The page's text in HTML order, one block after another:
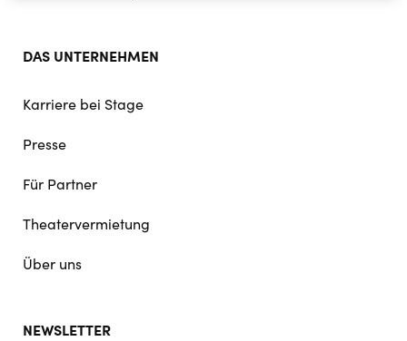
DAS UNTERNEHMEN
Karriere bei Stage
Presse
Für Partner
Theatervermietung
Über uns
NEWSLETTER